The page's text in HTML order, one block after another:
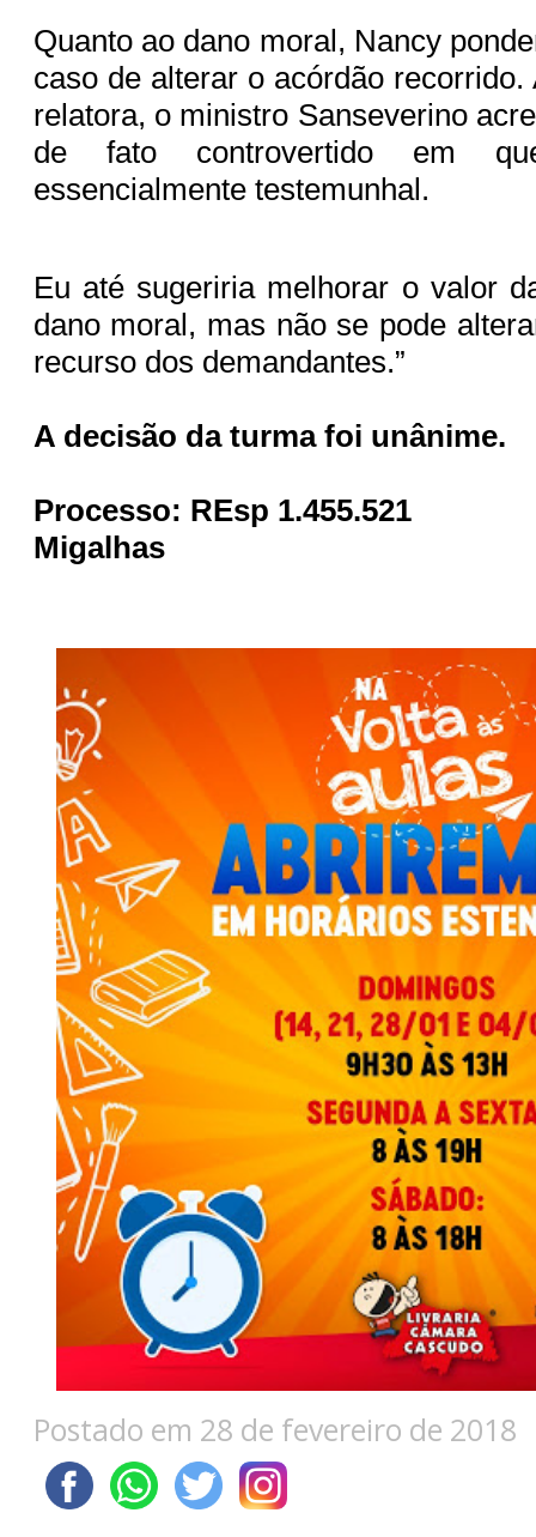
Quanto ao dano moral, Nancy
caso de alterar o acórdão recorrido.
relatora, o ministro Sanseverino
de fato controvertido em
essencialmente testemunhal.
Eu até sugeriria melhorar o valor
dano moral, mas não se pode
recurso dos demandantes.”
A decisão da turma foi unânime.
Processo: REsp 1.455.521
Migalhas
Postado em 28 de fevereiro de 2018